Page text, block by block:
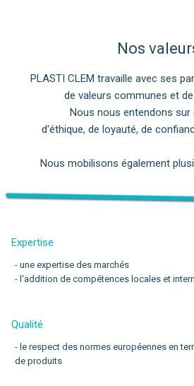
Nos
PLASTI CLEM travaille avec ses
de valeurs communes et
Nous nous entendons sur
d'éthique, de loyauté, de
Nous mobilisons également
Expertise
- une expertise des marchés
- l'addition de compétences locales et
Qualité
- le respect des normes européennes en
de produits